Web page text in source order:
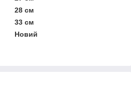
28 см
33 см
Новий